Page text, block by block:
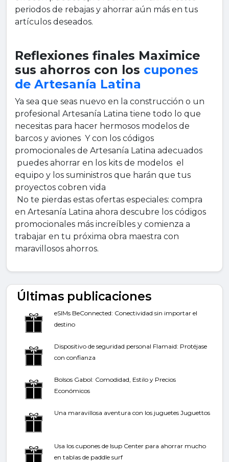
periodos de rebajas y ahorrar aún más en tus
artículos deseados.
Reflexiones finales Maximice
sus ahorros con los cupones
de Artesanía Latina
Ya sea que seas nuevo en la construcción o un
profesional Artesanía Latina tiene todo lo que
necesitas para hacer hermosos modelos de
barcos y aviones Y con los códigos
promocionales de Artesanía Latina adecuados
puedes ahorrar en los kits de modelos el
equipo y los suministros que harán que tus
proyectos cobren vida
No te pierdas estas ofertas especiales: compra
en Artesanía Latina ahora descubre los códigos
promocionales más increíbles y comienza a
trabajar en tu próxima obra maestra con
maravillosos ahorros.
Últimas publicaciones
eSIMs BeConnected: Conectividad sin importar el
destino
Dispositivo de seguridad personal Flamaid: Protéjase
con confianza
Bolsos Gabol: Comodidad, Estilo y Precios
Económicos
Una maravillosa aventura con los juguetes Juguettos
Usa los cupones de Isup Center para ahorrar mucho
en tablas de paddle surf